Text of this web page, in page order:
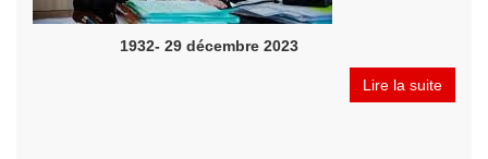
1932- 29 décembre 2023
Lire la suite